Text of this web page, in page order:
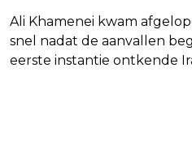
Ali Khamenei kwam
snel nadat de aanvallen
eerste instantie ontkende